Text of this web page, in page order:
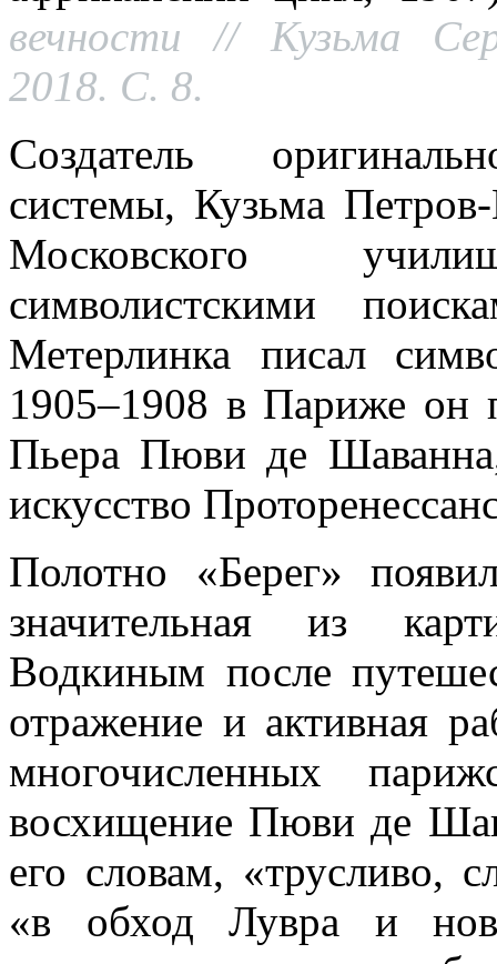
вечности // Кузьма
2018. С. 8.
Создатель
системы, Кузьма
Московского
символистскими
Метерлинка писал
1905–1908 в Париже он
Пьера Пюви де
искусство
Полотно «Берег»
значительная из
Водкиным после
отражение и активная
многочисленных
восхищение Пюви де
его словам, «трусливо,
«в обход Лувра и